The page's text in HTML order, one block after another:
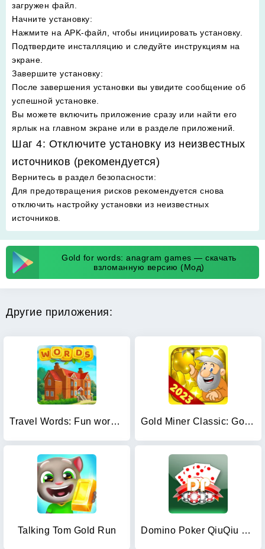
загружен файл.
Начните установку:
Нажмите на APK-файл, чтобы инициировать установку.
Подтвердите инсталляцию и следуйте инструкциям на
экране.
Завершите установку:
После завершения установки вы увидите сообщение об
успешной установке.
Вы можете включить приложение сразу или найти его
ярлык на главном экране или в разделе приложений.
Шаг 4: Отключите установку из неизвестных
источников (рекомендуется)
Вернитесь в раздел безопасности:
Для предотвращения рисков рекомендуется снова
отключить настройку установки из неизвестных
источников.
Gold for words: anagram games — скачать
взломанную версию (Мод)
Другие приложения:
Travel Words: Fun word games Gold Miner Classic: Gold Rush
Talking Tom Gold Run Domino Poker QiuQiu Gaple